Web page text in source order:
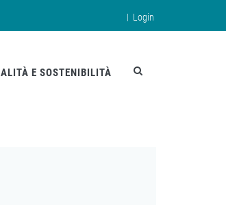
| Login
E SOSTENIBILITÀ